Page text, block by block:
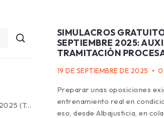
SIMULACROS
SEPTIEMBRE 2025:
TRAMITACIÓN
19 DE SEPTIEMBRE DE 2025 0
Preparar unas oposiciones
entrenamiento real en
eso, desde Albajusticia, en
Cursos Intensivos justicia OEP 2025 (Tramitación, auxilio y gestión) — AlbaJusticia (en colaboración con Academia Albacer)